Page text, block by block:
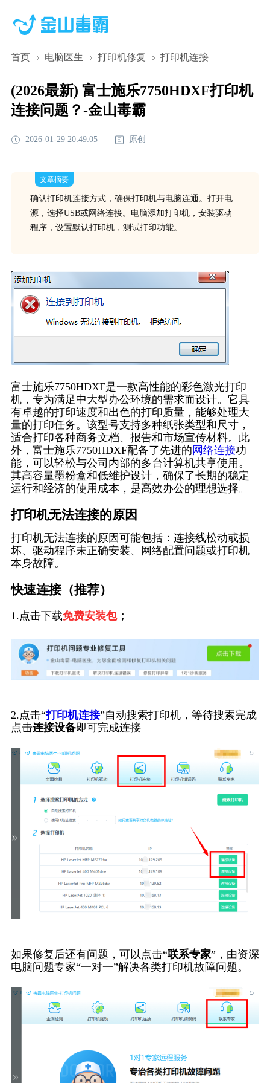
首页 电脑医生 打印机修复 打印机连接
(2026最新) 富士施乐7750HDXF打印机
连接问题？-金山毒霸
2026-01-29 20:49:05 原创
文章摘要
确认打印机连接方式，确保打印机与电脑连通。打开电
源，选择USB或网络连接。电脑添加打印机，安装驱动
程序，设置默认打印机，测试打印功能。
富士施乐7750HDXF是一款高性能的彩色激光打印
机，专为满足中大型办公环境的需求而设计。它具
有卓越的打印速度和出色的打印质量，能够处理大
量的打印任务。该型号支持多种纸张类型和尺寸，
适合打印各种商务文档、报告和市场宣传材料。此
外，富士施乐7750HDXF配备了先进的 网络连接功
能，可以轻松与公司内部的多台计算机共享使用。
其高容量墨粉盒和低维护设计，确保了长期的稳定
运行和经济的使用成本，是高效办公的理想选择。
打印机无法连接的原因
打印机无法连接的原因可能包括：连接线松动或损
坏、驱动程序未正确安装、网络配置问题或打印机
本身故障。
快速连接（推荐）
1.点击下载免费安装包；
2.点击“打印机连接”自动搜索打印机，等待搜索完成
点击连接设备即可完成连接
如果修复后还有问题，可以点击“联系专家”，由资深
电脑问题专家“一对一”解决各类打印机故障问题。